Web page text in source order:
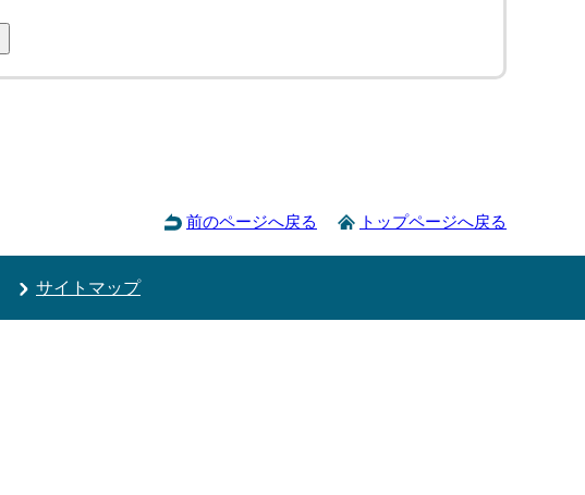
前のページへ戻る トップページへ戻る
サイトマップ